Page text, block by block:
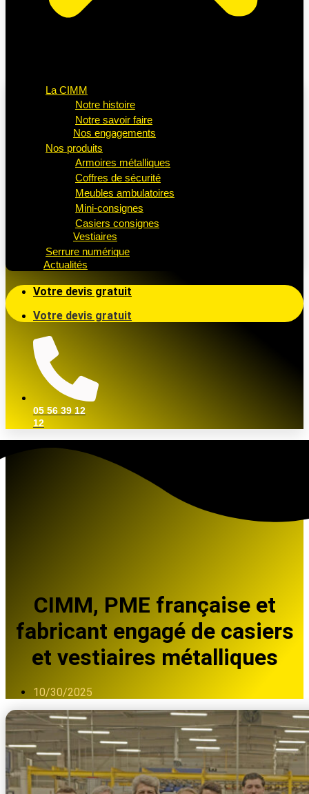
La CIMM
Notre histoire
Notre savoir faire
Nos engagements
Nos produits
Armoires métalliques
Coffres de sécurité
Meubles ambulatoires
Mini-consignes
Casiers consignes
Vestiaires
Serrure numérique
Actualités
Votre devis gratuit
Votre devis gratuit
05 56 39 12
12
CIMM, PME française et
fabricant engagé de casiers
et vestiaires métalliques
10/30/2025